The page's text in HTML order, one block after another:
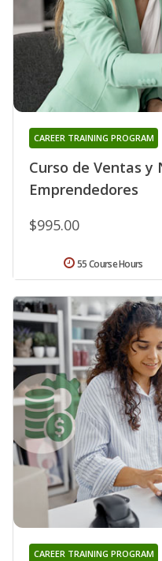
Curso de Ventas y
Emprendedores
CAREER TRAINING PROGRAM
$995.00
55 Course Hours
CAREER TRAINING PROGRAM